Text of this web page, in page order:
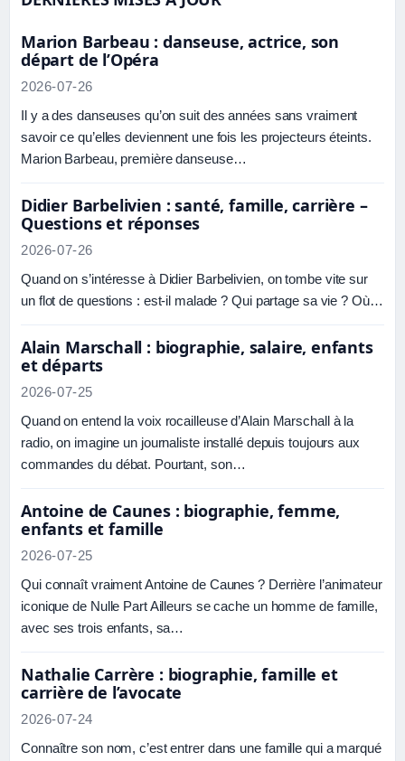
Marion Barbeau : danseuse, actrice, son
départ de l’Opéra
2026-07-26
Il y a des danseuses qu’on suit des années sans vraiment
savoir ce qu’elles deviennent une fois les projecteurs éteints.
Marion Barbeau, première danseuse…
Didier Barbelivien : santé, famille, carrière –
Questions et réponses
2026-07-26
Quand on s’intéresse à Didier Barbelivien, on tombe vite sur
un flot de questions : est-il malade ? Qui partage sa vie ? Où…
Alain Marschall : biographie, salaire, enfants
et départs
2026-07-25
Quand on entend la voix rocailleuse d’Alain Marschall à la
radio, on imagine un journaliste installé depuis toujours aux
commandes du débat. Pourtant, son…
Antoine de Caunes : biographie, femme,
enfants et famille
2026-07-25
Qui connaît vraiment Antoine de Caunes ? Derrière l’animateur
iconique de Nulle Part Ailleurs se cache un homme de famille,
avec ses trois enfants, sa…
Nathalie Carrère : biographie, famille et
carrière de l’avocate
2026-07-24
Connaître son nom, c’est entrer dans une famille qui a marqué